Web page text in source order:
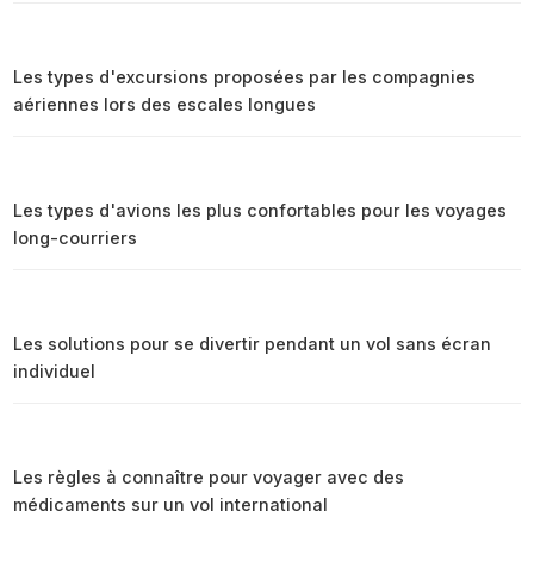
Les types d'excursions proposées par les compagnies
aériennes lors des escales longues
Les types d'avions les plus confortables pour les voyages
long-courriers
Les solutions pour se divertir pendant un vol sans écran
individuel
Les règles à connaître pour voyager avec des
médicaments sur un vol international